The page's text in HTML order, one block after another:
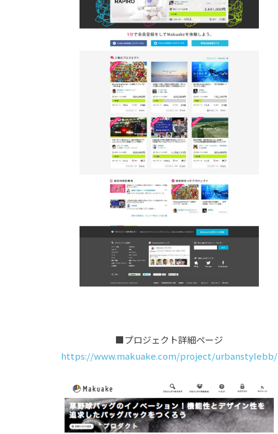
■プロジェクト詳細ページ
https://www.makuake.com/project/urbanstylebb/